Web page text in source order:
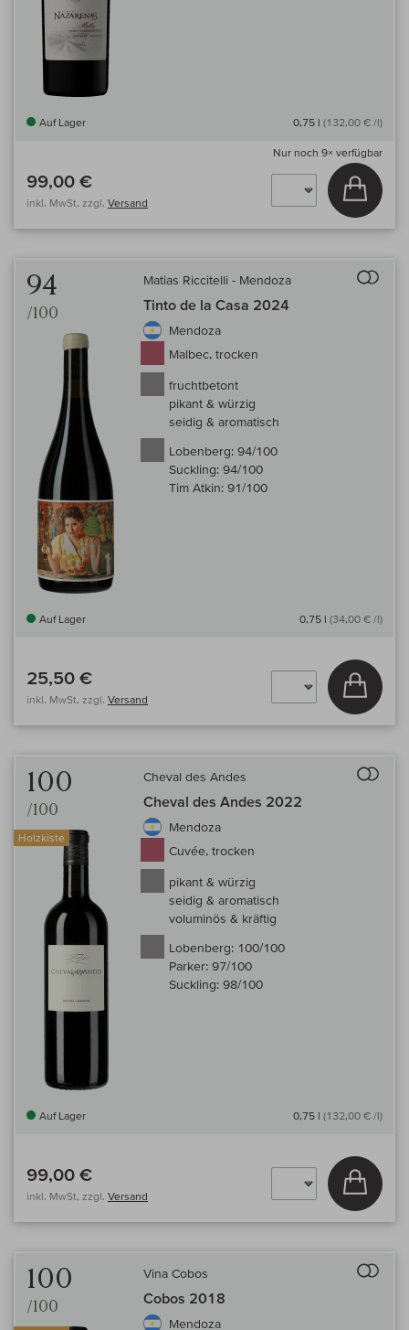
Auf Lager 0,75 l (132,00 € /l)
Nur noch 9× verfügbar
99,00 €
inkl. MwSt, zzgl. Versand
In
94
/100
Matias Riccitelli - Mendoza
Tinto de la Casa 2024
Mendoza
Malbec, trocken
fruchtbetont
pikant & würzig
seidig & aromatisch
Lobenberg: 94/100
Suckling: 94/100
Tim Atkin: 91/100
Auf Lager 0,75 l (34,00 € /l)
25,50 €
inkl. MwSt, zzgl. Versand
In
100
/100
Holzkiste
Cheval des Andes
Cheval des Andes 2022
Mendoza
Cuvée, trocken
pikant & würzig
seidig & aromatisch
voluminös & kräftig
Lobenberg: 100/100
Parker: 97/100
Suckling: 98/100
Auf Lager 0,75 l (132,00 € /l)
99,00 €
inkl. MwSt, zzgl. Versand
In
100
/100
Vina Cobos
Cobos 2018
Mendoza